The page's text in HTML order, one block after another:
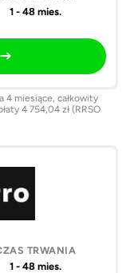
1 - 48 mies.
4 miesiące, całkowity
4 754,04 zł (RRSO
1 - 48 mies.